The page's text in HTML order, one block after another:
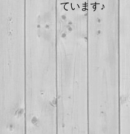
ています♪